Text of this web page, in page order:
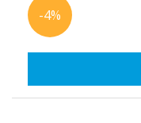
-4%